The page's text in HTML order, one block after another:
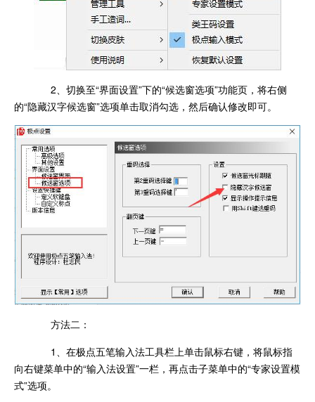
2、切换至“界面设置”下的“候选窗选项”功能页，将右侧
的“隐藏汉字候选窗”选项单击取消勾选，然后确认修改即可。
方法二：
1、在极点五笔输入法工具栏上单击鼠标右键，将鼠标指
向右键菜单中的“输入法设置”一栏，再点击子菜单中的“专家设置模
式”选项。